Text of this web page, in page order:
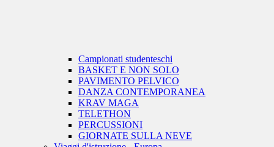
Campionati studenteschi
BASKET E NON SOLO
PAVIMENTO PELVICO
DANZA CONTEMPORANEA
KRAV MAGA
TELETHON
PERCUSSIONI
GIORNATE SULLA NEVE